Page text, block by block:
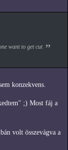
want to get cut
konzekvens.
;) Most fáj a
volt összevágva a